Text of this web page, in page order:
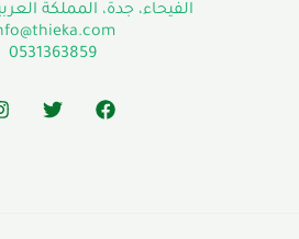
الفيحاء، جدة، المملكة
0531363859